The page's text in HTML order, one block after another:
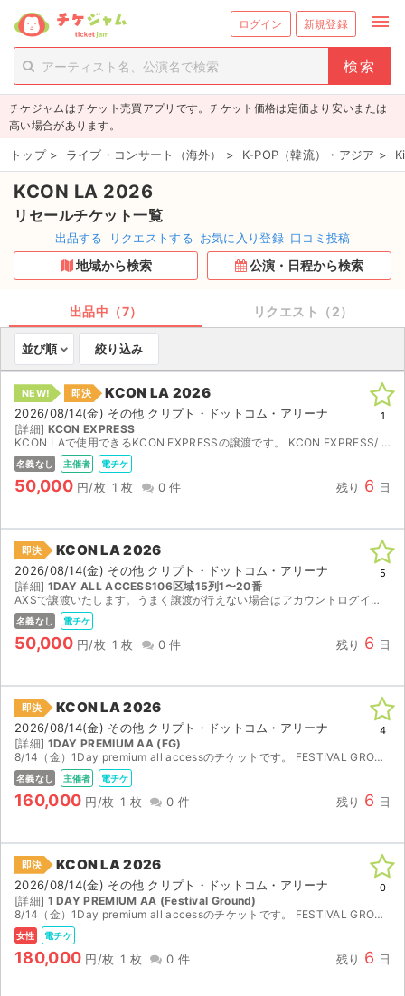
ログイン 新規登録 menu
person_add 新規会員登録
チケットを探す
新着チケット
値下げしたチケット
都道府県からチケットを探す
もうすぐ開催のチケット
チケットのリクエスト一覧
取扱チケット
ライブ・コンサート（国内）
ライブ・コンサート（海外）
イベント
演劇・ミュージカル
ご利用ガイド
ご利用ガイド
手数料・お支払い方法
AIに質問する
よくある質問
お知らせ
チケジャムはチケット売買アプリです。チケット価格は定価より安いまたは
高い場合があります。
トップ > ライブ・コンサート（海外） > K-POP（韓流）・アジア >
KCON LA 2026
リセールチケット一覧
出品する リクエストする お気に入り登録 口コミ投稿
地域から検索 公演・日程から検索
出品中（7） リクエスト（2）
並び順 絞り込み
NEW! 即決 KCON LA 2026
2026/08/14(金) その他 クリプト・ドットコム・アリーナ
[詳細] KCON EXPRESS
KCON LAで使用できるKCON EXPRESSの譲渡です。 KCON EXPRESS/ FAST PASSの専用入場レーンやブース待機列など、ベネフィットを利用いただけます。 mnet pl...
名義なし 主催者 電チケ
50,000 円/枚 1 枚 0 件 残り 6 日
1
即決 KCON LA 2026
2026/08/14(金) その他 クリプト・ドットコム・アリーナ
[詳細] 1DAY ALL ACCESS106区域15列1〜20番
AXSで譲渡いたします。うまく譲渡が行えない場合はアカウントログインでも対応可能です。
名義なし 電チケ
50,000 円/枚 1 枚 0 件 残り 6 日
5
即決 KCON LA 2026
2026/08/14(金) その他 クリプト・ドットコム・アリーナ
[詳細] 1DAY PREMIUM AA (FG)
8/14（金）1Day premium all accessのチケットです。 FESTIVAL GROUNDSのみ（FG） 購入者様の名義でのチケット表示になりますので、譲渡完了した時点で受け...
名義なし 主催者 電チケ
160,000 円/枚 1 枚 0 件 残り 6 日
4
即決 KCON LA 2026
2026/08/14(金) その他 クリプト・ドットコム・アリーナ
[詳細] 1 DAY PREMIUM AA (Festival Ground)
8/14（金）1Day premium all accessのチケットです。 FESTIVAL GROUNDSのみ（FG） 事前にAXSアプリの会員登録をお願いします。 購入者様の名義でのチケ...
女性 電チケ
180,000 円/枚 1 枚 0 件 残り 6 日
0